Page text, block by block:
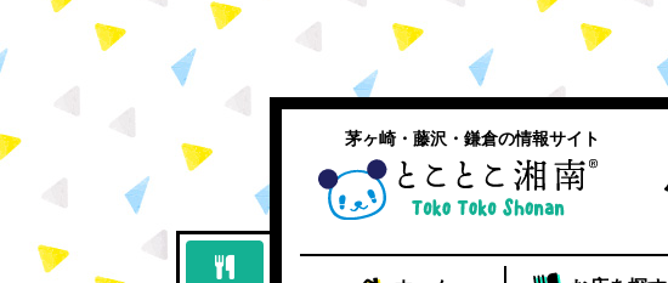
茅ヶ崎・藤沢・鎌倉の情報サイト